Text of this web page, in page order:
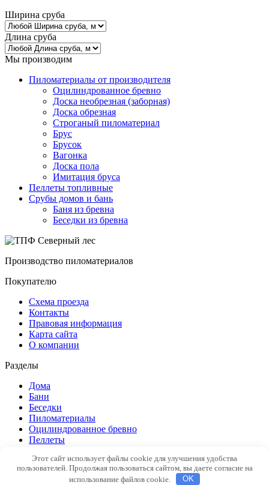
Ширина сруба
Длина сруба
Мы производим
Пиломатериалы от производителя
Оцилиндрованное бревно
Доска необрезная (заборная)
Доска обрезная
Строганый пиломатериал
Брус
Брусок
Вагонка
Доска пола
Имитация бруса
Пеллеты топливные
Срубы домов и бань
Баня из бревна
Беседки из бревна
Производство пиломатериалов
Покупателю
Схема проезда
Контакты
Правовая информация
Карта сайта
О компании
Разделы
Дома
Бани
Беседки
Пиломатериалы
Оцилиндрованное бревно
Пеллеты
© 2015 ТПФ Северный лесПолитика обработки
персональных данных
Этот сайт использует файлы cookie для улучшения удобства
пользователей. Продолжая пользоваться сайтом, вы даете согласие на
использование файлов cookie.
OK